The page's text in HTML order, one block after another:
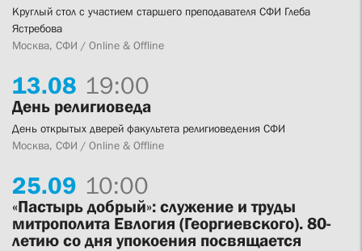
Круглый стол с участием старшего преподавателя СФИ Глеба
Ястребова
Москва, СФИ / Online & Offline
13.08 19:00
День религиоведа
День открытых дверей факультета религиоведения СФИ
Москва, СФИ / Online & Offline
25.09 10:00
«Пастырь добрый»: служение и труды
митрополита Евлогия (Георгиевского). 80-
летию со дня упокоения посвящается